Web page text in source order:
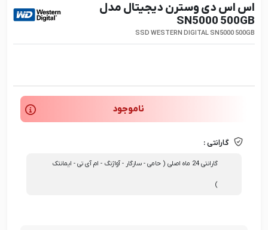
اس اس دی وسترن دیجیتال مدل
SN5000 500GB
SSD WESTERN DIGITAL SN5000 500GB
ناموجود
گارانتی :
گارانتی 24 ماه اصلی ( حامی - سازگار - آواژنگ - ام آی تی - ایمانتک
)